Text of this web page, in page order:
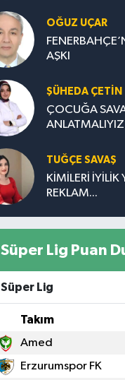
OĞUZ UÇAR
AŞKI
ŞÜHEDA ÇETİN
ÇOCUĞA
TUĞÇE SAVAŞ
KİMİLERİ İYİLİK
REKLAM...
Süper Lig Puan
Süper Lig
Takım
Amed
Erzurumspor FK